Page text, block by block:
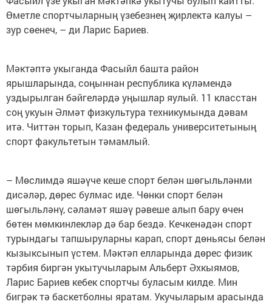
Өметле спортчыларның үзебезнең җирлектә калуы –
зур сөенеч, – ди Ларис Бариев.
Мәктәптә укыганда Фасыйл башта район
ярышларында, соңыннан республика күләмендә
уздырылган бәйгеләрдә уңышлар яулый. 11 класстан
соң укуын Әлмәт физкультура техникумында дәвам
итә. Читтән торып, Казан федераль университетының
спорт факультетын тәмамлый.
– Мөслимдә яшәүче кеше спорт белән шөгыльләнми
дисәләр, дөрес булмас иде. Чөнки спорт белән
шөгыльләнү, сәламәт яшәү рәвеше алып бару өчен
бөтен мөмкинлекләр дә бар бездә. Кечкенәдән спорт
турындагы тапшыруларны карап, спорт дөньясы белән
кызыксынып үстем. Мәктәп елларында дөрес физик
тәрбия биргән укытучыларым Альберт Әхкыямов,
Ларис Бариев кебек спортчы буласым килде. Мин
бигрәк тә баскетболны яратам. Укучыларым арасында